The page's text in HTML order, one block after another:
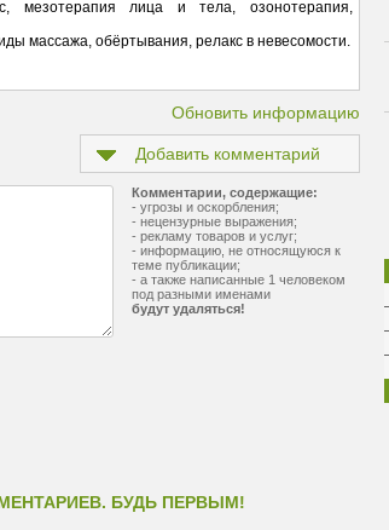
мезотерапия лица и тела, озонотерапия,
массажа, обёртывания, релакс в невесомости.
Обновить информацию
Добавить комментарий
Комментарии, содержащие:
- угрозы и оскорбления;
- нецензурные выражения;
- рекламу товаров и услуг;
- информацию, не относящуюся к
теме публикации;
- а также написанные 1 человеком
под разными именами
будут удаляться!
БУДЬ ПЕРВЫМ!